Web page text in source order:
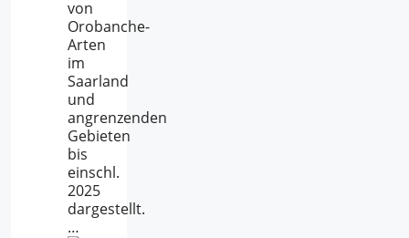
von
Orobanche-
Arten
im
Saarland
und
angrenzenden
Gebieten
bis
einschl.
2025
dargestellt.
…